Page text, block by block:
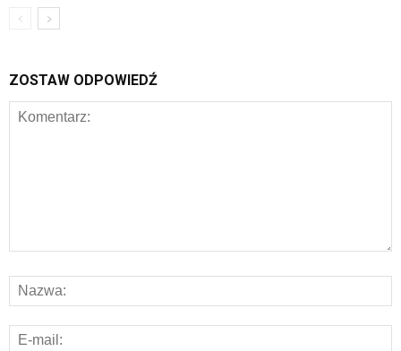
ZOSTAW ODPOWIEDŹ